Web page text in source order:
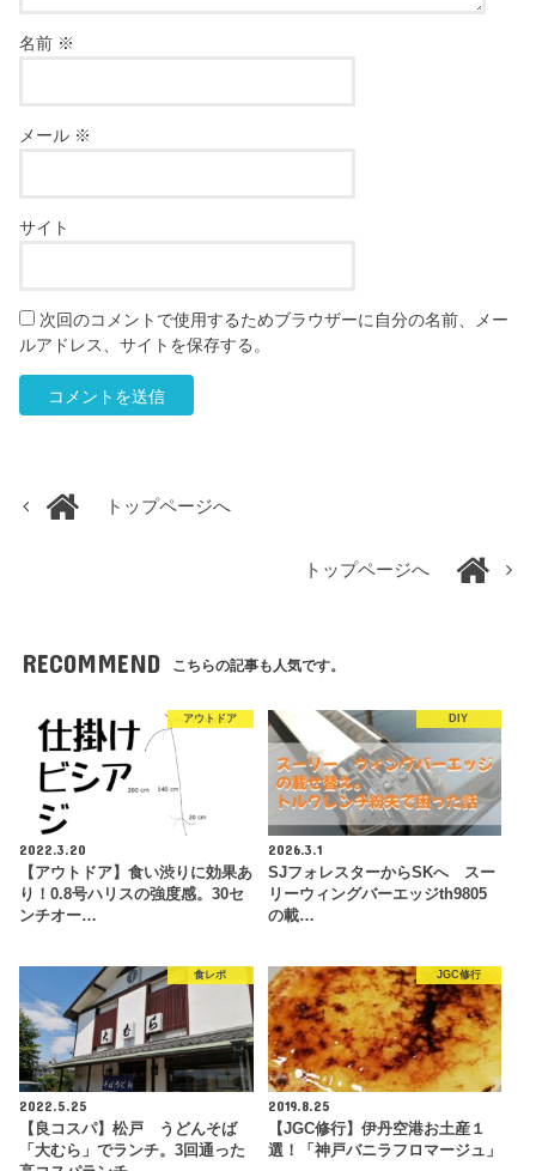
名前 ※
メール ※
サイト
次回のコメントで使用するためブラウザーに自分の名前、メー
ルアドレス、サイトを保存する。
トップページへ
トップページへ
RECOMMEND こちらの記事も人気です。
アウトドア
2022.3.20
【アウトドア】食い渋りに効果あ
り！0.8号ハリスの強度感。30セ
ンチオー…
DIY
2026.3.1
SJフォレスターからSKへ スー
リーウィングバーエッジth9805
の載…
食レポ
2022.5.25
【良コスパ】松戸 うどんそば
「大むら」でランチ。3回通った
JGC修行
2019.8.25
【JGC修行】伊丹空港お土産１
選！「神戸バニラフロマージュ」